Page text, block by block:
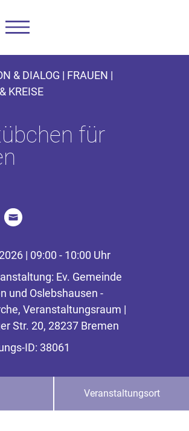
& DIALOG | FRAUEN |
KREISE
für
| 09:00 - 10:00 Uhr
Ev. Gemeinde
und Oslebshausen -
Veranstaltungsraum |
Str. 20, 28237 Bremen
ID: 38061
Veranstaltungsort